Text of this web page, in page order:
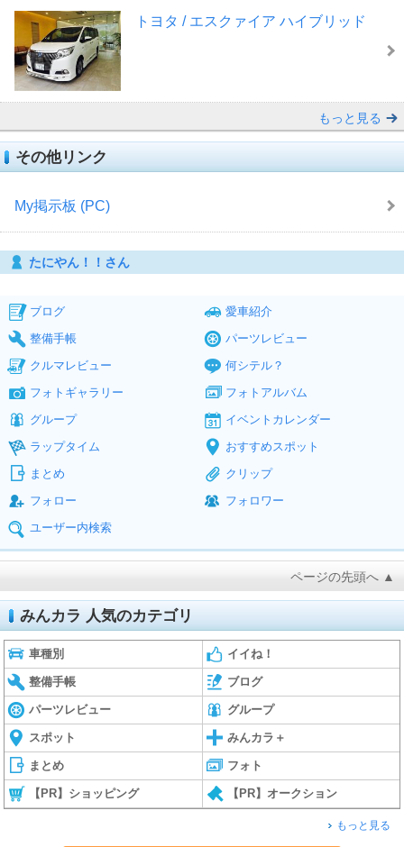
トヨタ / エスクァイア ハイブリッド
もっと見る
その他リンク
My掲示板 (PC)
たにやん！！さん
ブログ
愛車紹介
整備手帳
パーツレビュー
クルマレビュー
何シテル？
フォトギャラリー
フォトアルバム
グループ
イベントカレンダー
ラップタイム
おすすめスポット
まとめ
クリップ
フォロー
フォロワー
ユーザー内検索
ページの先頭へ ▲
みんカラ 人気のカテゴリ
車種別 イイね！
整備手帳 ブログ
パーツレビュー グループ
スポット みんカラ＋
まとめ フォト
【PR】ショッピング 【PR】オークション
もっと見る